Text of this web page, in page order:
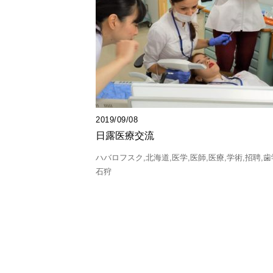
2019/09/08
日露医療交流
ハバロフスク 北海道 医学 医師 医療 学術 招聘 歯
石狩